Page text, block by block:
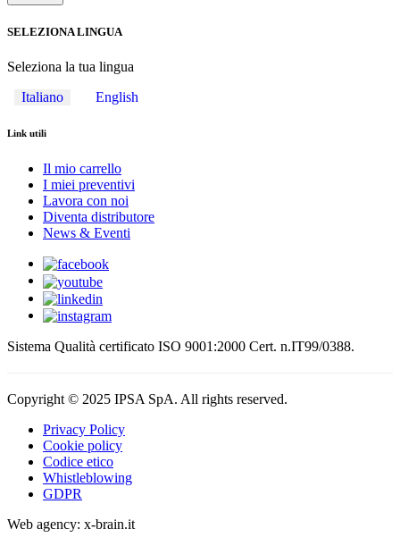
SELEZIONA LINGUA
Seleziona la tua lingua
Italiano
English
Link utili
Il mio carrello
I miei preventivi
Lavora con noi
Diventa distributore
News & Eventi
Sistema Qualità certificato ISO 9001:2000 Cert. n.IT99/0388.
Copyright © 2025 IPSA SpA. All rights reserved.
Privacy Policy
Cookie policy
Codice etico
Whistleblowing
GDPR
Web agency: x-brain.it